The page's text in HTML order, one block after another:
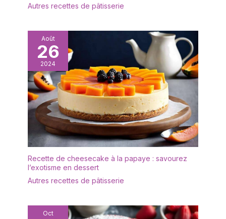
importante] : si vous
à nous contacter. Nous
vous répondrons dans
les 24 heures.
Autres recettes de pâtisserie
Août
26
2024
Recette de cheesecake à la papaye : savourez
l’exotisme en dessert
Autres recettes de pâtisserie
Oct